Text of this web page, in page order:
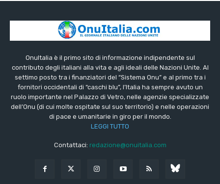
OnuItalia è il primo sito di informazione indipendente sul
contributo degli italiani alla vita e agli ideali delle Nazioni Unite. Al
settimo posto tra i finanziatori del “Sistema Onu” e al primo tra i
fornitori occidentali di “caschi blu”, l’Italia ha sempre avuto un
ruolo importante nel Palazzo di Vetro, nelle agenzie specializzate
dell’Onu (di cui molte ospitate sul suo territorio) e nelle operazioni
di pace e umanitarie in giro per il mondo.
LEGGI TUTTO
Contattaci: redazione@onuitalia.com